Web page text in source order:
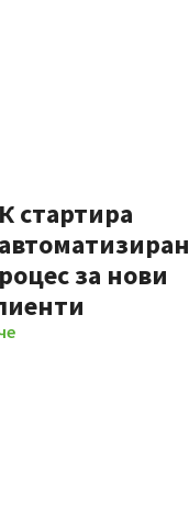
стартира
за нови